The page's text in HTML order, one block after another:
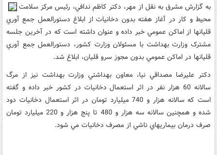
به گزارش مشرق به نقل از مهر،‌ دکتر کاظم ندافي، رئيس مرکز سلامت
محيط و کار در آغاز هفته بدون دخانيات از ابلاغ دستورالعمل جمع آوري
قليانها از اماکن عمومي خبر داده و عنوان داشته است که در آخرين جلسه
مشترک وزارت بهداشت با مسئولان وزارت کشور، دستورالعمل جمع آوري
قليانها در اماکن عمومي بدون مجوز سرو قليان، ابلاغ شد.
دکتر عليرضا مصداقي نيا، معاون بهداشتي وزارت بهداشت نيز از مرگ
سالانه 60 هزار نفر در اثر استعمال دخانيات در کشور خبر داده و گفته
است که سالانه هزار و 740 ميليارد تومان در اثر استعمال دخانيات دود
شده و همچنين سالانه سه هزار و 480 تا پنج هزار و 220 ميليارد تومان
صرف درمان بيماريهاي ناشي از مصرف دخانيات مي شود.